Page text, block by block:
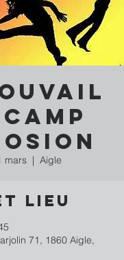
mars
  |
Aigle
lieu
71, 1860 Aigle,